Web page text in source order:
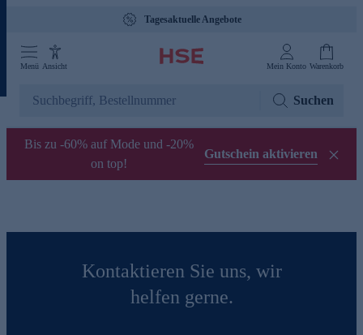
Tagesaktuelle Angebote
Menü Ansicht Mein Konto Warenkorb
Suchen
Bis zu -60% auf Mode und -20%
on top!
Gutschein aktivieren
Kontaktieren Sie uns, wir
helfen gerne.